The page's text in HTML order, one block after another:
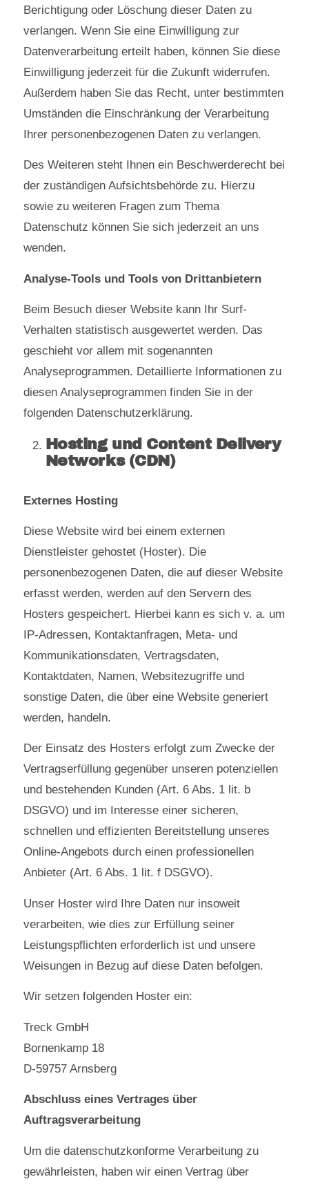
Berichtigung oder Löschung dieser Daten zu
verlangen. Wenn Sie eine Einwilligung zur
Datenverarbeitung erteilt haben, können Sie diese
Einwilligung jederzeit für die Zukunft widerrufen.
Außerdem haben Sie das Recht, unter bestimmten
Umständen die Einschränkung der Verarbeitung
Ihrer personenbezogenen Daten zu verlangen.
Des Weiteren steht Ihnen ein Beschwerderecht bei
der zuständigen Aufsichtsbehörde zu. Hierzu
sowie zu weiteren Fragen zum Thema
Datenschutz können Sie sich jederzeit an uns
wenden.
Analyse-Tools und Tools von Drittanbietern
Beim Besuch dieser Website kann Ihr Surf-
Verhalten statistisch ausgewertet werden. Das
geschieht vor allem mit sogenannten
Analyseprogrammen. Detaillierte Informationen zu
diesen Analyseprogrammen finden Sie in der
folgenden Datenschutzerklärung.
Hosting und Content Delivery
Networks (CDN)
Externes Hosting
Diese Website wird bei einem externen
Dienstleister gehostet (Hoster). Die
personenbezogenen Daten, die auf dieser Website
erfasst werden, werden auf den Servern des
Hosters gespeichert. Hierbei kann es sich v. a. um
IP-Adressen, Kontaktanfragen, Meta- und
Kommunikationsdaten, Vertragsdaten,
Kontaktdaten, Namen, Websitezugriffe und
sonstige Daten, die über eine Website generiert
werden, handeln.
Der Einsatz des Hosters erfolgt zum Zwecke der
Vertragserfüllung gegenüber unseren potenziellen
und bestehenden Kunden (Art. 6 Abs. 1 lit. b
DSGVO) und im Interesse einer sicheren,
schnellen und effizienten Bereitstellung unseres
Online-Angebots durch einen professionellen
Anbieter (Art. 6 Abs. 1 lit. f DSGVO).
Unser Hoster wird Ihre Daten nur insoweit
verarbeiten, wie dies zur Erfüllung seiner
Leistungspflichten erforderlich ist und unsere
Weisungen in Bezug auf diese Daten befolgen.
Wir setzen folgenden Hoster ein:
Treck GmbH
Bornenkamp 18
D-59757 Arnsberg
Abschluss eines Vertrages über
Auftragsverarbeitung
Um die datenschutzkonforme Verarbeitung zu
gewährleisten, haben wir einen Vertrag über